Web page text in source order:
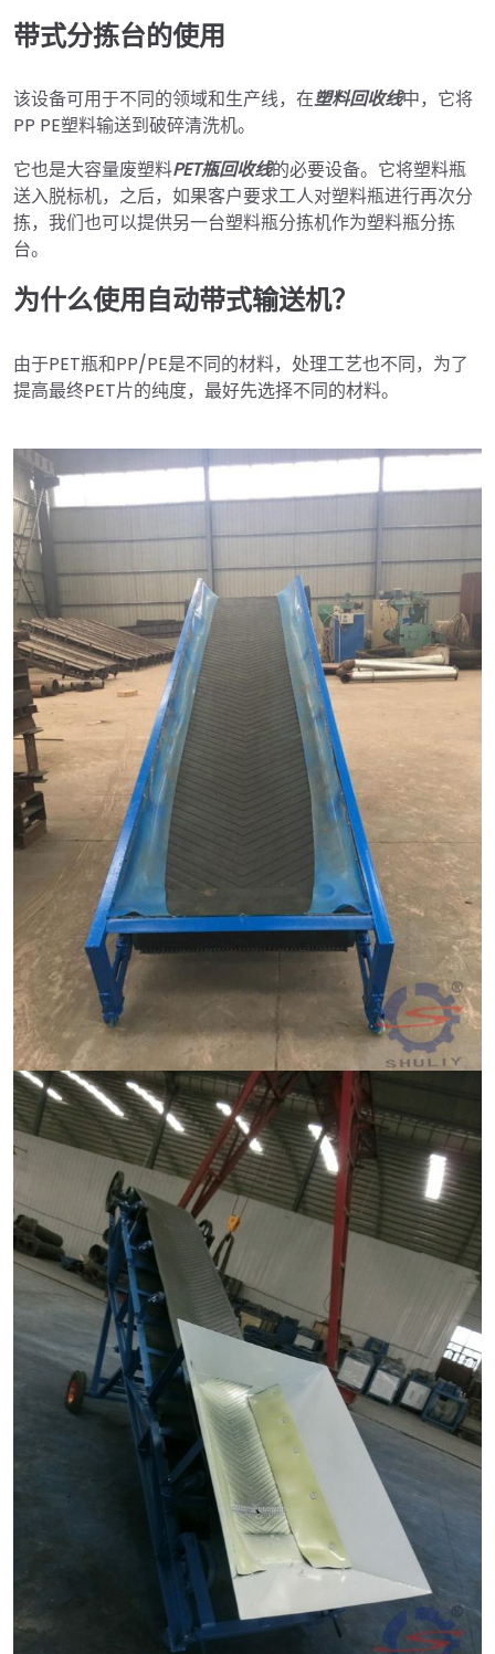
带式分拣台的使用
该设备可用于不同的领域和生产线，在塑料回收线中，它将
PP PE塑料输送到破碎清洗机。
它也是大容量废塑料PET瓶回收线的必要设备。它将塑料瓶
送入脱标机，之后，如果客户要求工人对塑料瓶进行再次分
拣，我们也可以提供另一台塑料瓶分拣机作为塑料瓶分拣
台。
为什么使用自动带式输送机？
由于PET瓶和PP/PE是不同的材料，处理工艺也不同，为了
提高最终PET片的纯度，最好先选择不同的材料。